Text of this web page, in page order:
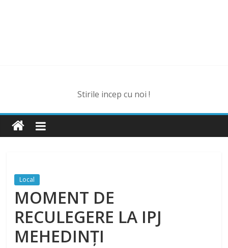
Stirile incep cu noi !
Local
MOMENT DE
RECULEGERE LA IPJ
MEHEDINȚI